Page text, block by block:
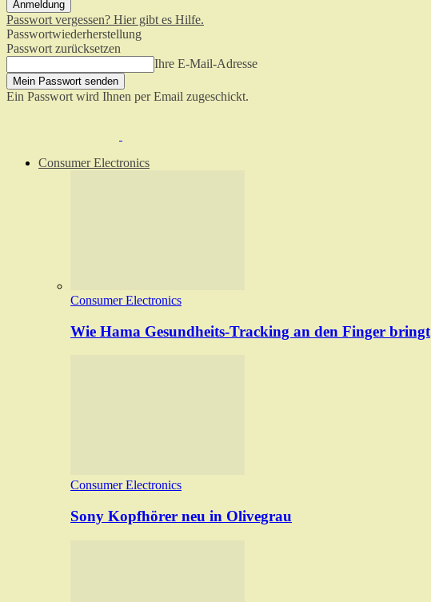
Passwort vergessen? Hier gibt es Hilfe.
Passwortwiederherstellung
Passwort zurücksetzen
Ihre E-Mail-Adresse
Ein Passwort wird Ihnen per Email zugeschickt.
Consumer Electronics
Consumer Electronics
Wie Hama Gesundheits-Tracking an den Finger bringt
Consumer Electronics
Sony Kopfhörer neu in Olivegrau